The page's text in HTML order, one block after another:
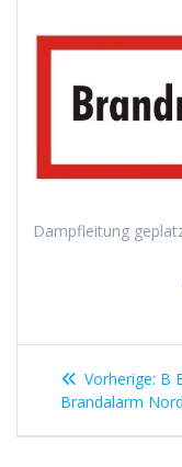
Dampfleitung
Vorherige: B
Brandalarm